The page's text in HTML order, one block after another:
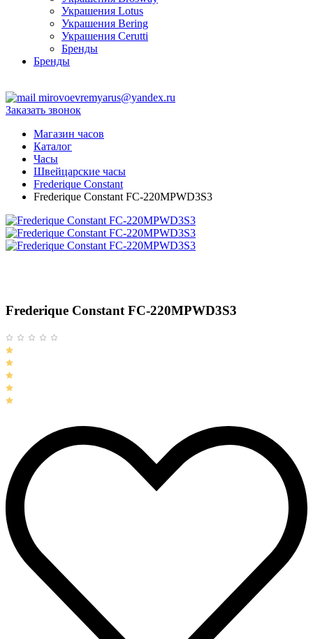
Украшения Lotus
Украшения Bering
Украшения Cerutti
Бренды
Бренды
mirovoevremyarus@yandex.ru
Заказать звонок
Магазин часов
Каталог
Часы
Швейцарские часы
Frederique Constant
Frederique Constant FC-220MPWD3S3
Frederique Constant FC-220MPWD3S3